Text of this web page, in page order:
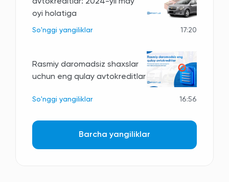
oyi holatiga
So'nggi yangiliklar 17:20
Rasmiy daromadsiz shaxslar
uchun eng qulay avtokreditlar
So'nggi yangiliklar 16:56
Barcha yangiliklar